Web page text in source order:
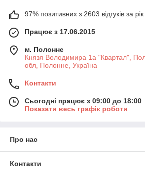
97% позитивних з 2603 відгуків за рік
Працює з 17.06.2015
м. Полонне
Князя Володимира 1а "Квартал",
обл, Полонне, Україна
Контакти
Сьогодні працює з 09:00 до 18:00
Показати весь графік роботи
Про нас
Контакти